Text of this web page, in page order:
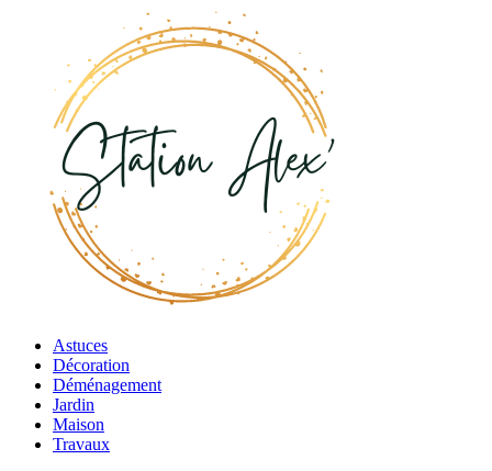
Astuces
Décoration
Déménagement
Jardin
Maison
Travaux